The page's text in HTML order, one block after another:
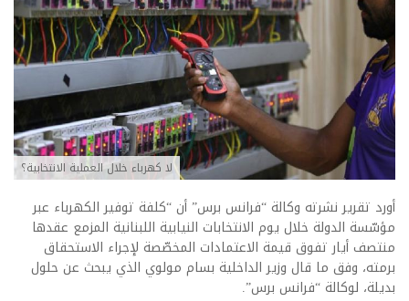
لا كهرباء خلال العملية الانتخابية؟
أورد تقرير نشرته وكالة “فرانس برس” أن “كلفة توفير الكهرباء عبر
مؤسّسة الدولة خلال يوم الانتخابات النيابية اللبنانية المزمع عقدها
منتصف أيار تفوق قيمة الاعتمادات المخصّصة لإجراء الاستحقاق
برمته، وفق ما قال وزير الداخلية بسام مولوي الذي يبحث عن حلول
بديلة، لوكالة “فرانس برس”.